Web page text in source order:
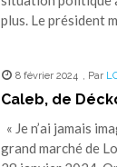
plus. Le président
8 février 2024 , Par
Caleb, de
« Je n’ai jamais
grand marché de